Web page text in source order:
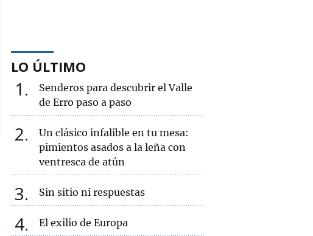
LO ÚLTIMO
1
Senderos para descubrir el Valle
de Erro paso a paso
2
Un clásico infalible en tu mesa:
pimientos asados a la leña con
ventresca de atún
3 Sin sitio ni respuestas
4 El exilio de Europa